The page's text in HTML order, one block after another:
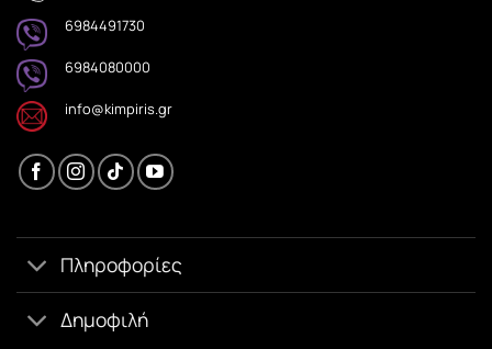
6984491730
6984080000
info@kimpiris.gr
Πληροφορίες
Δημοφιλή